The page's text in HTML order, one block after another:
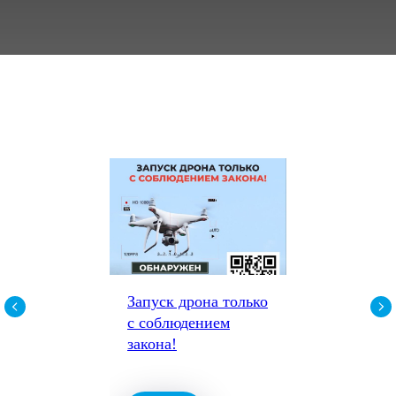
Запуск дрона только
с соблюдением
закона!